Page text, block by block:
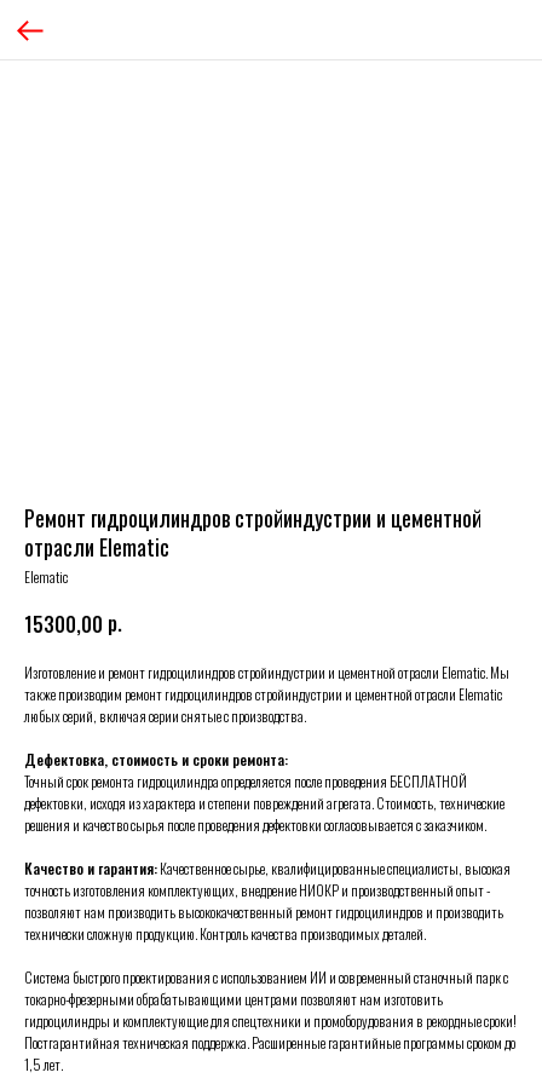
Ремонт гидроцилиндров стройиндустрии и цементной
отрасли Elematic
Elematic
15300,00 р.
Изготовление и ремонт гидроцилиндров стройиндустрии и цементной отрасли Elematic. Мы
также производим ремонт гидроцилиндров стройиндустрии и цементной отрасли Elematic
любых серий, включая серии снятые с производства.
Дефектовка, стоимость и сроки ремонта:
Точный срок ремонта гидроцилиндра определяется после проведения БЕСПЛАТНОЙ
дефектовки, исходя из характера и степени повреждений агрегата. Стоимость, технические
решения и качество сырья после проведения дефектовки согласовывается с заказчиком.
Качество и гарантия:Качественное сырье, квалифицированные специалисты, высокая
точность изготовления комплектующих, внедрение НИОКР и производственный опыт -
позволяют нам производить высококачественный ремонт гидроцилиндров и производить
технически сложную продукцию. Контроль качества производимых деталей.
Система быстрого проектирования с использованием ИИ и современный станочный парк с
токарно-фрезерными обрабатывающими центрами позволяют нам изготовить
гидроцилиндры и комплектующие для спецтехники и промоборудования в рекордные сроки!
Постгарантийная техническая поддержка. Расширенные гарантийные программы сроком до
1,5 лет.